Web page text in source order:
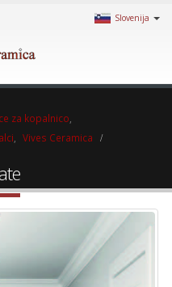
Slovenija
za kopalnico
Vives Ceramica